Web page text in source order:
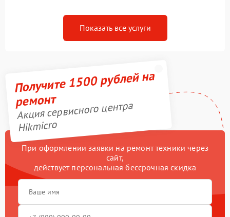
Показать все услуги
Получите 1500 рублей на
ремонт
Акция сервисного центра
Hikmicro
При оформлении заявки на ремонт техники через
сайт,
действует персональная бессрочная скидка